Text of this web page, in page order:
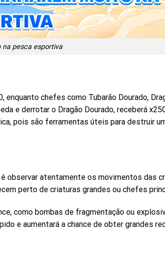
pesca esportiva
chefes como Tubarão Dourado,
e derrotar o Dragão Dourado, receberá
pois são ferramentas úteis para destruir
observar atentamente os movimentos das
perto de criaturas grandes ou chefes
como bombas de fragmentação ou
e aumentará a chance de obter grandes